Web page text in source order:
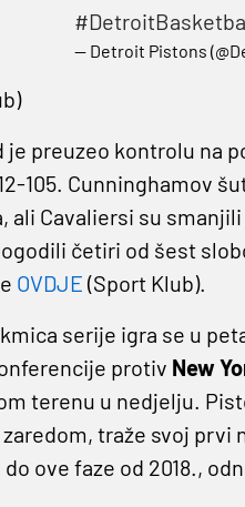
— Detroit Pistons
je preuzeo kontrolu na
105. Cunninghamov
ali Cavaliersi su
četiri od šest
OVDJE (Sport Klub).
serije igra se u
protiv New
terenu u nedjelju.
traže svoj prvi
ove faze od 2018.,